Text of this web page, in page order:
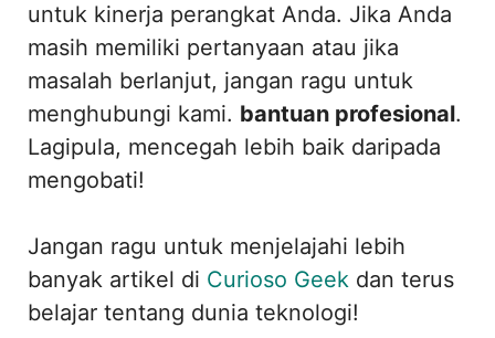
untuk kinerja perangkat Anda. Jika Anda
masih memiliki pertanyaan atau jika
masalah berlanjut, jangan ragu untuk
menghubungi kami. bantuan profesional.
Lagipula, mencegah lebih baik daripada
mengobati!
Jangan ragu untuk menjelajahi lebih
banyak artikel di Curioso Geek dan terus
belajar tentang dunia teknologi!